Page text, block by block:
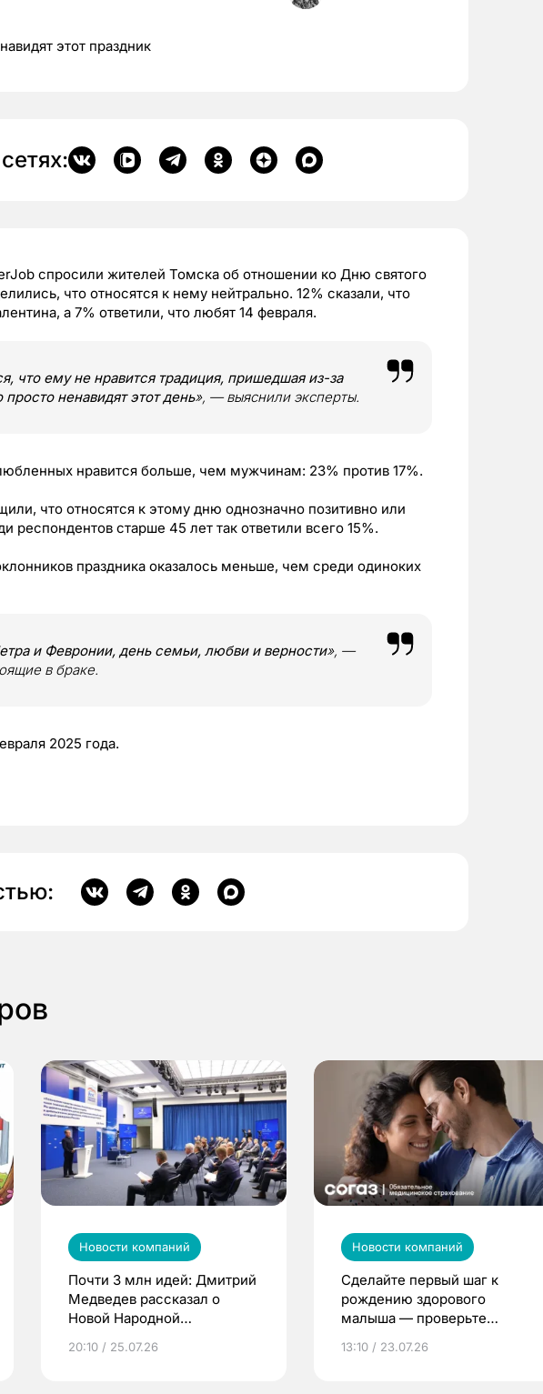
этот праздник
спросили жителей Томска об отношении ко Дню святого
что относятся к нему нейтрально. 12% сказали, что
а 7% ответили, что любят 14 февраля.
что ему не нравится традиция, пришедшая из-за
ненавидят этот день», — выяснили эксперты.
нравится больше, чем мужчинам: 23% против 17%.
что относятся к этому дню однозначно позитивно или
респондентов старше 45 лет так ответили всего 15%.
праздника оказалось меньше, чем среди одиноких
и Февронии, день семьи, любви и верности», —
в браке.
2025 года.
Новости компаний
Почти 3 млн идей: Дмитрий
Медведев рассказал о
Новой Народной
20:10 / 25.07.26
Новости компаний
Сделайте первый шаг к
рождению здорового
малыша — проверьте
по ОМС!
13:10 / 23.07.26